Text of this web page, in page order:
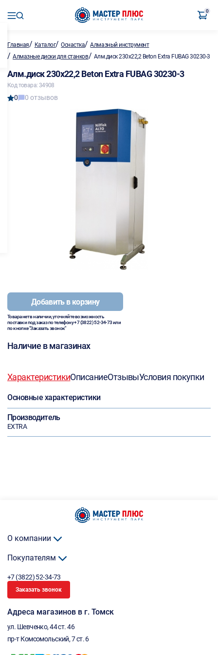
0
Главная/ Каталог/Оснастка/Алмазный инструмент
/ Алмазные диски для станков/ Алм.диск 230х22,2 Beton Extra FUBAG 30230-3
Алм.диск 230х22,2 Beton Extra FUBAG 30230-3
Код товара: 34908
0 0 отзывов
Добавить в корзину
Товара нет в наличии, уточняйте возможность
поставки под заказ по телефону+7 (3822) 52-34-73или
по кнопке "Заказать звонок"
Наличие в магазинах
ХарактеристикиОписаниеОтзывыУсловия покупки
Основные характеристики
Производитель
EXTRA
О компании
Покупателям
+7 (3822) 52-34-73
Заказать звонок
Адреса магазинов в г. Томск
ул. Шевченко, 44 ст. 46
пр-т Комсомольский, 7 ст. 6